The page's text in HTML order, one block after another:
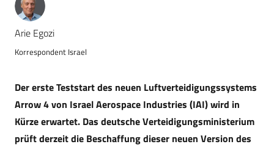
Arie Egozi
Korrespondent Israel
Der erste Teststart des neuen Luftverteidigungssystems
Arrow 4 von Israel Aerospace Industries (IAI) wird in
Kürze erwartet. Das deutsche Verteidigungsministerium
prüft derzeit die Beschaffung dieser neuen Version des